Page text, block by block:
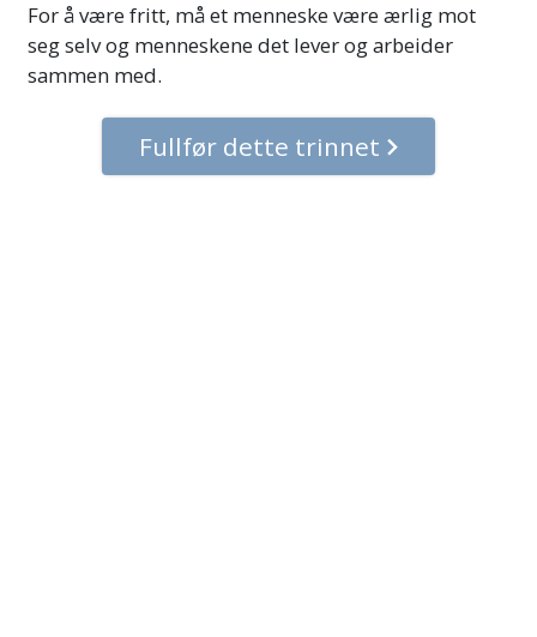
For å være fritt, må et menneske være ærlig mot
seg selv og menneskene det lever og arbeider
sammen med.
Fullfør dette trinnet